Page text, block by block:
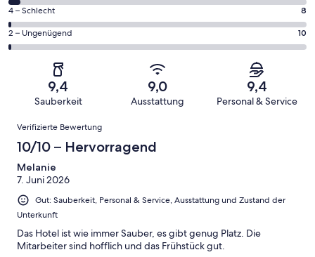
Gästebewertungen
haben
eine
Bewertung
Hervorragend
1109
Gästebewertungen
haben
Bewertung
Gut
von
insgesamt
1109
Gästebewertungen
Bewertung
Okay
8
von
insgesamt
Gästebewertungen
von
Schlecht
4 – Schlecht 8
10
von
insgesamt
Gästebewertungen
haben
eine
von
Ungenügend
2 – Ungenügend 10
9,4
Sauberkeit
9,0
Ausstattung
9,4
Personal & Service
Bewertungen
Verifizierte Bewertung
10/10 – Hervorragend
Melanie
7. Juni 2026
Gut: Sauberkeit, Personal & Service, Ausstattung und Zustand der
Unterkunft
Das Hotel ist wie immer Sauber, es gibt genug Platz. Die
Mitarbeiter sind hofflich und das Frühstück gut.